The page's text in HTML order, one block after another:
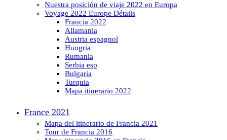
Nuestra posición de viaje 2022 en Europa
Voyage 2022 Europe Détails
Francia 2022
Allamania
Austria espagnol
Hungria
Rumania
Serbia esp
Bulgaria
Turquia
Mapa itinerario 2022
France 2021
Mapa del itinerario de Francia 2021
Tour de Francia 2016